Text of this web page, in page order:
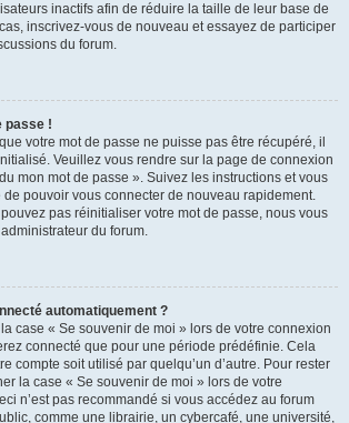
inactifs afin de réduire la taille de leur base de
inscrivez-vous de nouveau et essayez de participer
du forum.
passe !
votre mot de passe ne puisse pas être récupéré, il
Veuillez vous rendre sur la page de connexion
mon mot de passe ». Suivez les instructions et vous
pouvoir vous connecter de nouveau rapidement.
pas réinitialiser votre mot de passe, nous vous
du forum.
automatiquement ?
case « Se souvenir de moi » lors de votre connexion
connecté que pour une période prédéfinie. Cela
compte soit utilisé par quelqu’un d’autre. Pour rester
la case « Se souvenir de moi » lors de votre
n’est pas recommandé si vous accédez au forum
comme une librairie, un cybercafé, une université,